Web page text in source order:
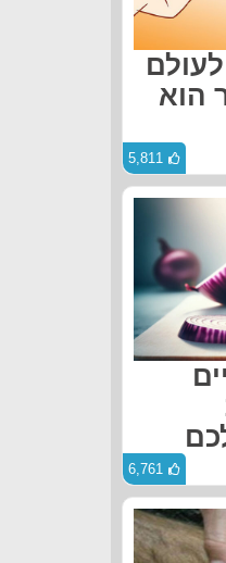
הוא
5,811
6,761